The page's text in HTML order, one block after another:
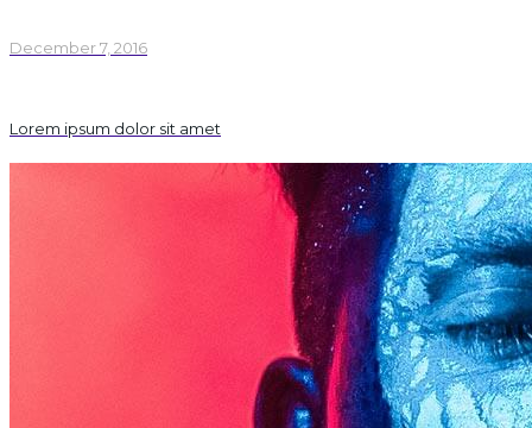
December 7, 2016
Lorem ipsum dolor sit amet